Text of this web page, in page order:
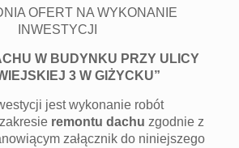
OFERT NA WYKONANIE
INWESTYCJI
W BUDYNKU PRZY ULICY
3 W GIŻYCKU”
jest wykonanie robót
remontu dachu zgodnie z
załącznik do niniejszego